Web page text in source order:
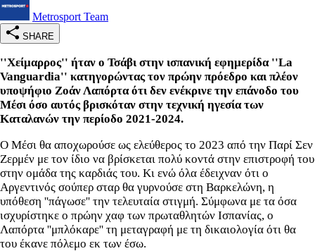
Metrosport Team
SHARE
''Χείμαρρος'' ήταν ο Τσάβι στην ισπανική εφημερίδα ''La
Vanguardia'' κατηγορώντας τον πρώην πρόεδρο και πλέον
υποψήφιο Ζοάν Λαπόρτα ότι δεν ενέκρινε την επάνοδο του
Μέσι όσο αυτός βρισκόταν στην τεχνική ηγεσία των
Καταλανών την περίοδο 2021-2024.
Ο Μέσι θα αποχωρούσε ως ελεύθερος το 2023 από την Παρί Σεν
Ζερμέν με τον ίδιο να βρίσκεται πολύ κοντά στην επιστροφή του
στην ομάδα της καρδιάς του. Κι ενώ όλα έδειχναν ότι ο
Αργεντινός σούπερ σταρ θα γυρνούσε στη Βαρκελώνη, η
υπόθεση ''πάγωσε'' την τελευταία στιγμή. Σύμφωνα με τα όσα
ισχυρίστηκε ο πρώην χαφ των πρωταθλητών Ισπανίας, ο
Λαπόρτα ''μπλόκαρε'' τη μεταγραφή με τη δικαιολογία ότι θα
του έκανε πόλεμο εκ των έσω.